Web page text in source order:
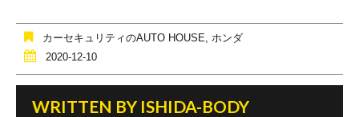
o
o
k
カーセキュリティのAUTO HOUSE, ホンダ
2020-12-10
WRITTEN BY ISHIDA-BODY